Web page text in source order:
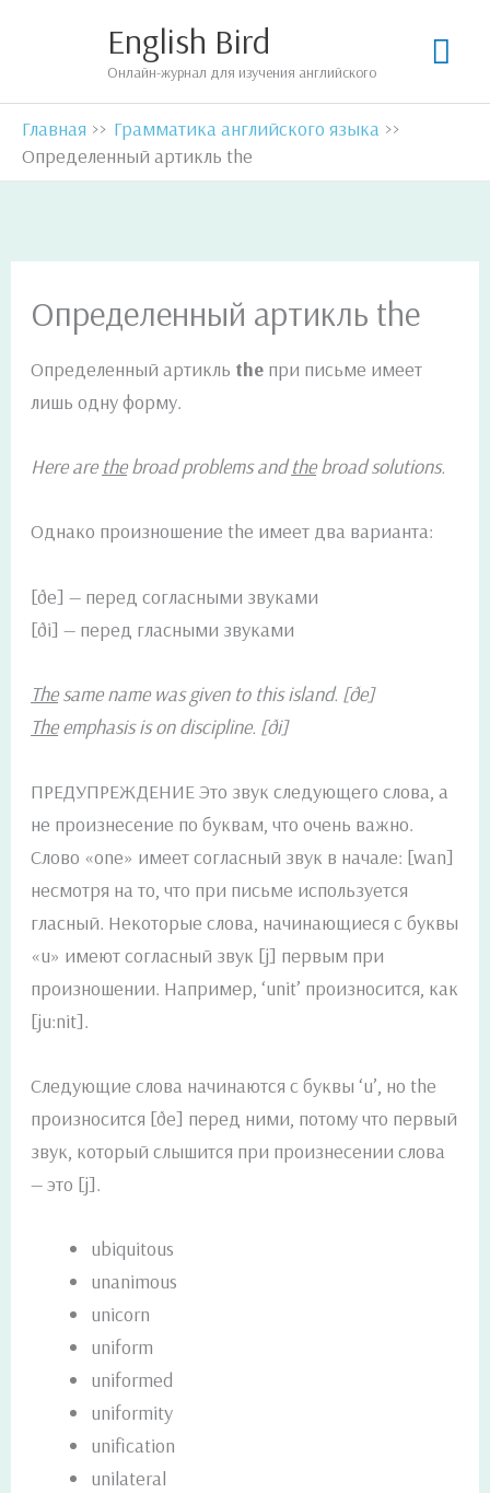
содержимому
English Bird
Онлайн-журнал для изучения английского
Главная
Грамматика английского языка
Определенный артикль the
Определенный артикль the
Определенный артикль the при письме имеет
лишь одну форму.
Here are thebroad problems andthebroad solutions.
Однако произношение the имеет два варианта:
[ðe] — перед согласными звуками
[ði] — перед гласными звуками
Thesame name was given to this island. [ðe]
Theemphasis is on discipline. [ði]
ПРЕДУПРЕЖДЕНИЕ Это звук следующего слова, а
не произнесение по буквам, что очень важно.
Слово «one» имеет согласный звук в начале: [wan]
несмотря на то, что при письме используется
гласный. Некоторые слова, начинающиеся с буквы
«u» имеют согласный звук [j] первым при
произношении. Например, ‘unit’ произносится, как
[ju:nit].
Следующие слова начинаются с буквы ‘u’, но the
произносится [ðe] перед ними, потому что первый
звук, который слышится при произнесении слова
— это [j].
ubiquitous
unanimous
unicorn
uniform
uniformed
uniformity
unification
unilateral